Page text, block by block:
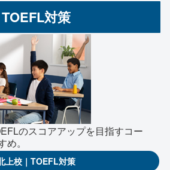
TOEFL対策
のスコアアップを目指すコー
。
上校｜TOEFL対策